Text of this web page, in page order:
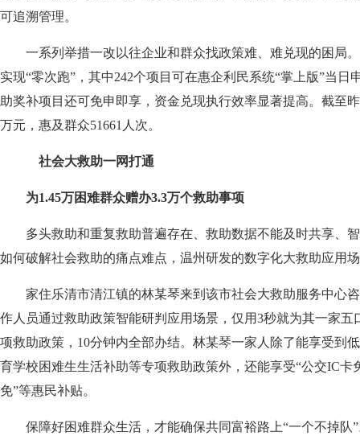
可追溯管理。
一系列举措一改以往企业和群众找政策难、难兑现的困局。
实现“零次跑”，其中242个项目可在惠企利民系统“掌上版”当日
助奖补项目还可免申即享，资金兑现执行效率显著提高。截至
万元，惠及群众51661人次。
社会大救助一网打通
为1.45万困难群众赠办3.3万个救助事项
多头救助和重复救助普遍存在、救助数据不能及时共享、
如何破解社会救助的痛点难点，温州研发的数字化大救助应用
家住乐清市清江镇的林某琴来到该市社会大救助服务中心咨
作人员通过救助政策智能研判应用场景，仅用3秒就为其一家五
项救助政策，10分钟内全部办结。林某琴一家人除了能享受到
育学校困难生生活补助等专项救助政策外，还能享受“公交IC卡
免”等惠民补贴。
保障好困难群众生活，才能确保共同富裕路上“一个不掉队”